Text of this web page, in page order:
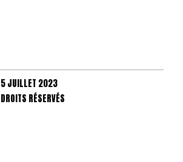
5 JUILLET 2023
DROITS RÉSERVÉS